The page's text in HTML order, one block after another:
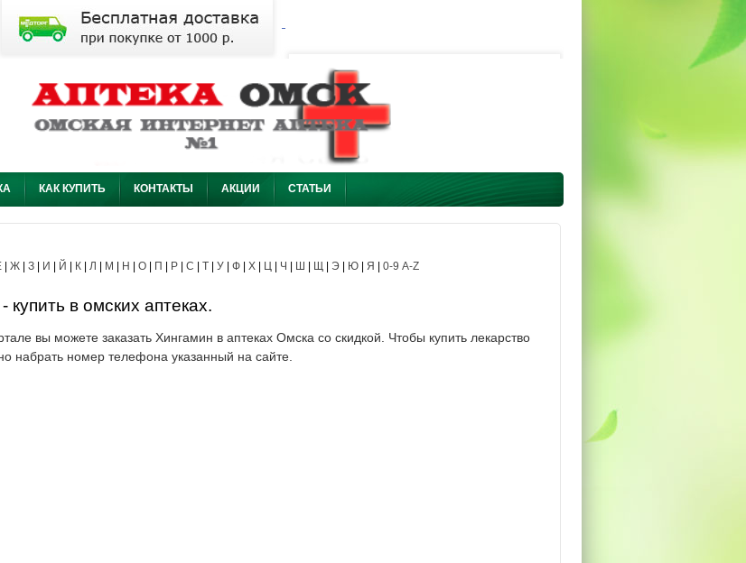
КАК КУПИТЬ КОНТАКТЫ АКЦИИ СТАТЬИ
Ж З И Й К Л М Н О П Р С Т У Ф Х Ц Ч Ш Щ Э Ю Я 0-9 A-Z
купить в омских аптеках.
вы можете заказать Хингамин в аптеках Омска со скидкой. Чтобы купить лекарство
набрать номер телефона указанный на сайте.